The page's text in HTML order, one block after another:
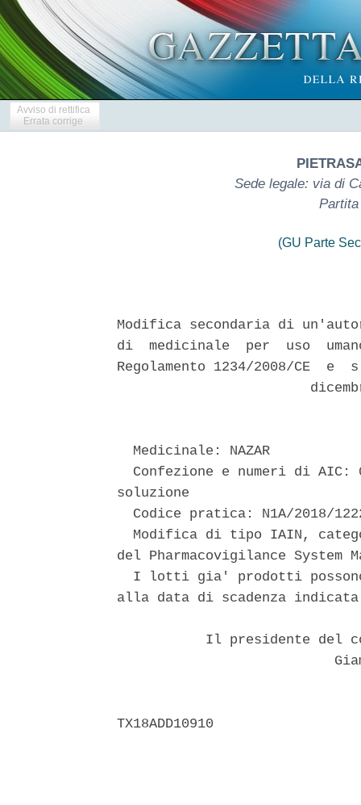
Avviso di rettifica
Errata corrige
Sede legale: via di
Partita
(GU Parte
Modifica secondaria di
di  medicinale  per  uso
Regolamento 1234/2008/CE
  Medicinale: NAZAR
Confezione e numeri di AIC:
soluzione
Codice pratica: N1A/2018/
Modifica di tipo IAIN,
del Pharmacovigilance System
I lotti gia' prodotti
alla data di scadenza
Il presidente del